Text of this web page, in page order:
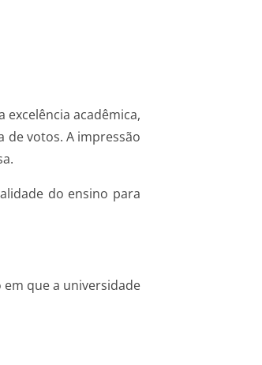
excelência acadêmica,
de votos. A impressão
do ensino para
que a universidade